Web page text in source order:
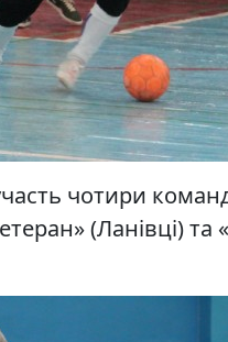
чотири
(Ланівці) та